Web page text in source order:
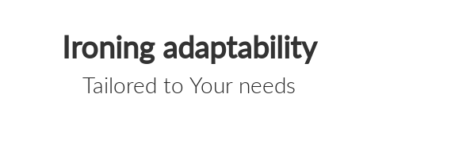
Ironing adaptability
Tailored to Your needs